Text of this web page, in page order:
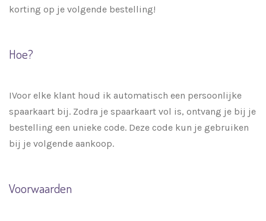
korting op je volgende bestelling!
Hoe?
IVoor elke klant houd ik automatisch een persoonlijke
spaarkaart bij. Zodra je spaarkaart vol is, ontvang je bij je
bestelling een unieke code. Deze code kun je gebruiken
bij je volgende aankoop.
Voorwaarden